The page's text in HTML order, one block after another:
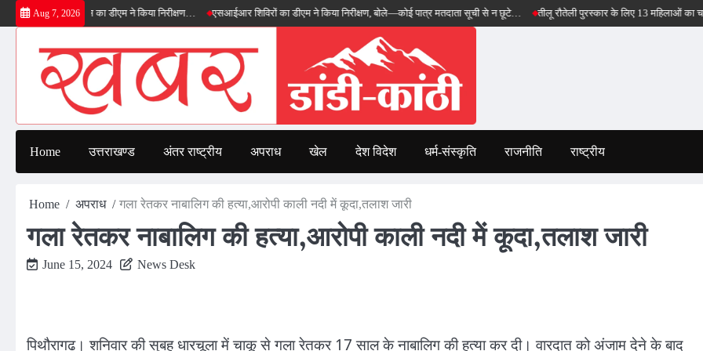
Skip
to
Aug 7, 2026
बाईपास का डीएम ने किया निरीक्षण… एसआईआर शिविरों का डीएम ने किया निरीक्षण, बोले—कोई पात्र मतदाता सूची से न छूटे… तीलू रौतेली पुरस्कार के लिए 13 महिलाओं का चयन, 35
Home उत्तराखण्ड अंतर राष्ट्रीय अपराध खेल देश विदेश धर्म-संस्कृति राजनीति राष्ट्रीय
Home अपराध गला रेतकर नाबालिग की हत्या,आरोपी काली नदी में कूदा,तलाश जारी
गला रेतकर नाबालिग की हत्या,आरोपी काली नदी में कूदा,तलाश जारी
June 15, 2024 News Desk
पिथौरागढ। शनिवार की सुबह धारचूला में चाकू से गला रेतकर 17 साल के नाबालिग की हत्या कर दी। वारदात को अंजाम देने के बाद